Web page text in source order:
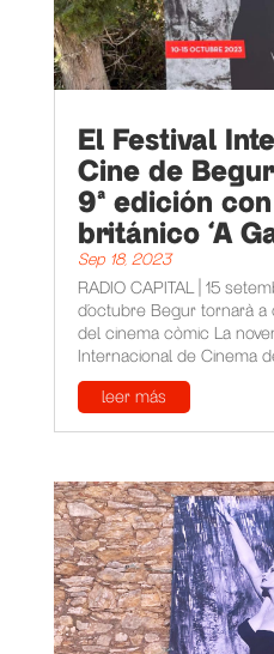
El Festival
Cine de
9ª edición
británico ‘A
Sep 18, 2023
RADIO CAPITAL | 15
d’octubre Begur tornarà
del cinema còmic La
Internacional de Cinema
leer más